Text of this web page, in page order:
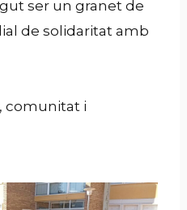
ser un granet de
de solidaritat amb
comunitat i